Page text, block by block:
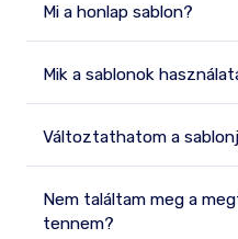
Mi a honlap sablon?
Mik a sablonok
Változtathatom a
Nem találtam meg a
tennem?